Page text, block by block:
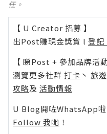
任。
【 U Creator 招募 】
出Post賺現金獎賞 l 登記
【 睇Post + 參加品牌活動
瀏覽更多社群 打卡 丶 旅遊
攻略及 活動情報
U Blog開咗WhatsApp啦
Follow 我哋 ！